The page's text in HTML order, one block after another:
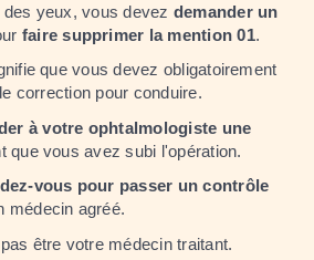
yeux, vous devez demander un
faire supprimer la mention 01.
que vous devez obligatoirement
correction pour conduire.
à votre ophtalmologiste une
que vous avez subi l'opération.
vous pour passer un contrôle
médecin agréé.
être votre médecin traitant.